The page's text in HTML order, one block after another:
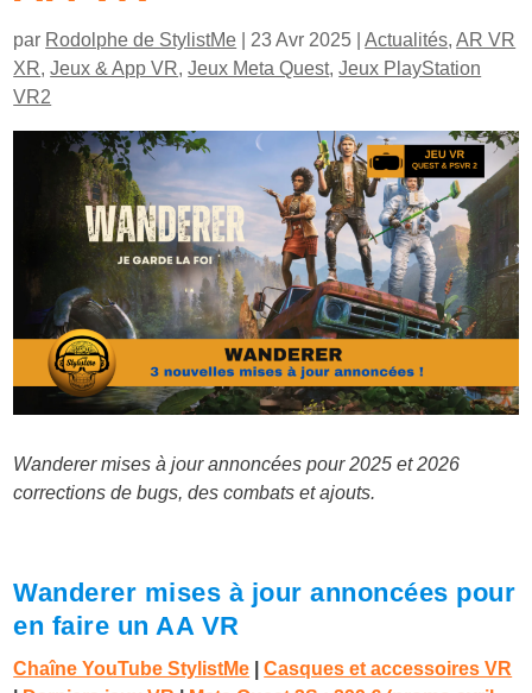
par Rodolphe de StylistMe 23 Avr 2025 |Actualités,AR VR
XR,Jeux & App VR,Jeux Meta Quest,Jeux PlayStation
VR2
Wanderer mises à jour annoncées pour 2025 et 2026
corrections de bugs, des combats et ajouts.
Wanderer mises à jour annoncées pour
en faire un AA VR
Chaîne YouTube StylistMe |Casques et accessoires VR